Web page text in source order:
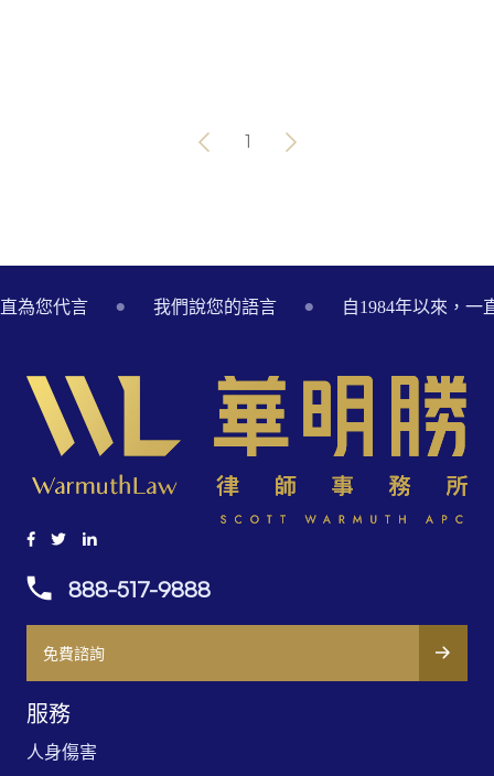
1
為您代言 我們說您的語言 自1984年以來，一
服務
人身傷害
888-517-9888
免費諮詢